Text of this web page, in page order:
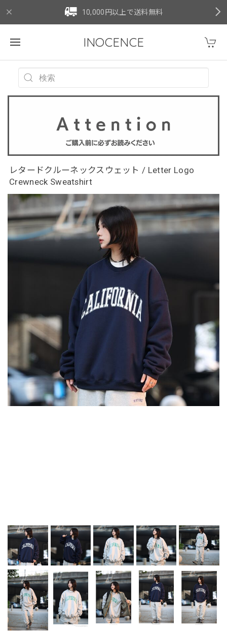
10,000円以上で送料無料
INOCENCE
レタードクルーネックスウェット / Letter Logo
Crewneck Sweatshirt